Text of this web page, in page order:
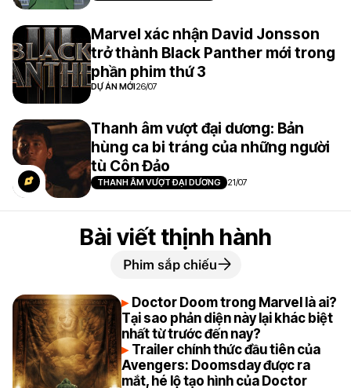
Marvel xác nhận David Jonsson
trở thành Black Panther mới trong
phần phim thứ 3
DỰ ÁN MỚI26/07
Thanh âm vượt đại dương: Bản
hùng ca bi tráng của những người
tù Côn Đảo
THANH ÂM VƯỢT ĐẠI DƯƠNG 21/07
Bài viết thịnh hành
Phim sắp chiếu
Doctor Doom trong Marvel là ai?
Tại sao phản diện này lại khác biệt
nhất từ trước đến nay?
Trailer chính thức đầu tiên của
Avengers: Doomsday được ra
mắt, hé lộ tạo hình của Doctor